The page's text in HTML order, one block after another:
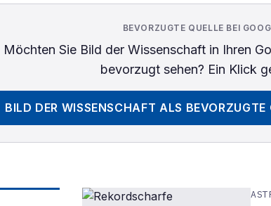
BEVORZUGTE QUELLE BEI
Möchten Sie Bild der Wissenschaftin Ihren
bevorzugt sehen? Ein Klick
BILD DER WISSENSCHAFT ALS BEVORZUGTE